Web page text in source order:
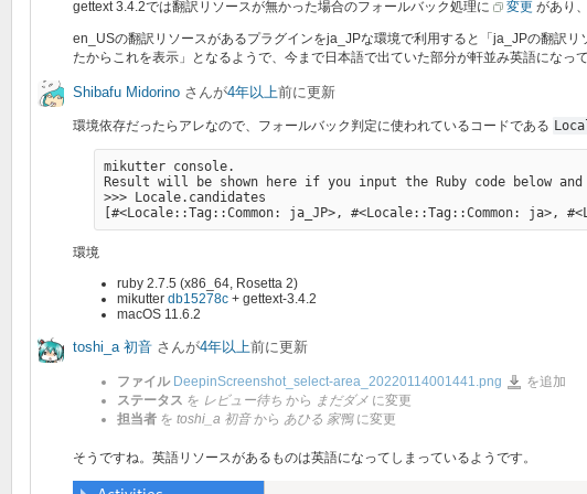
gettext 3.4.2では翻訳リソースが無かった場合のフォールバック処理に 変更 があり
en_USの翻訳リソースがあるプラグインをja_JPな環境で利用すると「ja_JPの翻訳
たからこれを表示」となるようで、今まで日本語で出ていた部分が軒並み英語になっ
Shibafu Midorino さんが4年以上前に更新
環境依存だったらアレなので、フォールバック判定に使われているコードである
mikutter console.
Result will be shown here if you input the Ruby code below
>>> Locale.candidates
環境
ruby 2.7.5 (x86_64, Rosetta 2)
mikutter db15278c + gettext-3.4.2
macOS 11.6.2
toshi_a 初音 さんが4年以上前に更新
ファイル DeepinScreenshot_select-area_20220114001441.png
を追加
ステータス を レビュー待ち から まだダメ に変更
担当者 を toshi_a 初音から あひる 家鴨に変更
そうですね。英語リソースがあるものは英語になってしまっているようです。